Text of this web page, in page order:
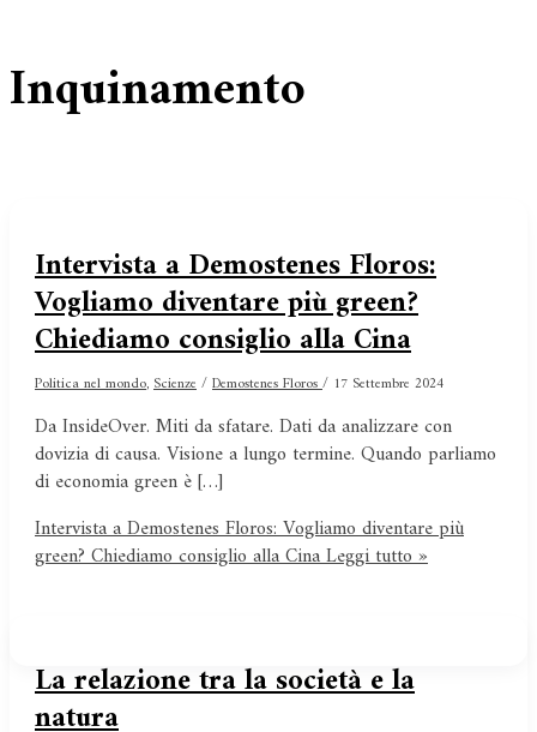
Inquinamento
Intervista a Demostenes Floros:
Vogliamo diventare più green?
Chiediamo consiglio alla Cina
Politica nel mondo,Scienze/Demostenes Floros/ 17 Settembre 2024
Da InsideOver. Miti da sfatare. Dati da analizzare con
dovizia di causa. Visione a lungo termine. Quando parliamo
di economia green è […]
Intervista a Demostenes Floros: Vogliamo diventare più
green? Chiediamo consiglio alla CinaLeggi tutto »
La relazione tra la società e la
natura